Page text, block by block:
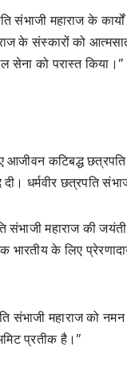
महाराज के
के संस्कारों को
सेना को परास्त किया।”
कटिबद्ध
धर्मवीर छत्रपति
संभाजी महाराज की
भारतीय के लिए
महाराज को नमन
प्रतीक है।”